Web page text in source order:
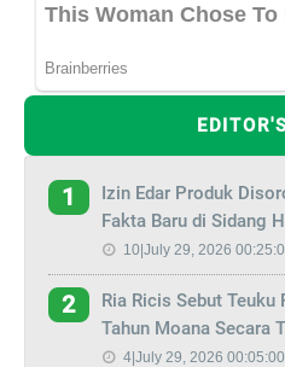
1
Izin Edar Produk
Fakta Baru di Sidang
10|July 29, 2026
2
Ria Ricis Sebut Teuku
Tahun Moana Secara
4|July 29, 2026 00:05:00